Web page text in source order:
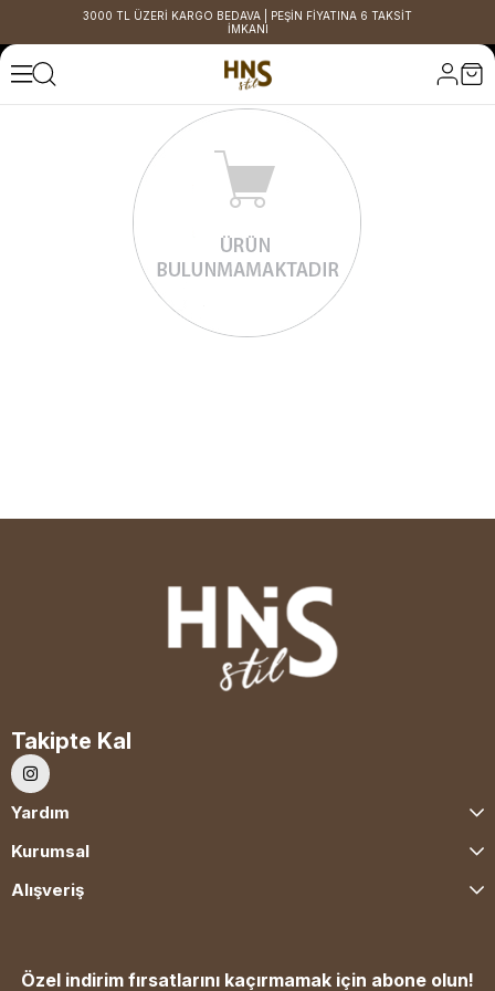
3000 TL ÜZERİ KARGO BEDAVA | PEŞİN FİYATINA 6 TAKSİT
İMKANI
Takipte Kal
Yardım
Kurumsal
Alışveriş
Özel indirim fırsatlarını kaçırmamak için abone olun!